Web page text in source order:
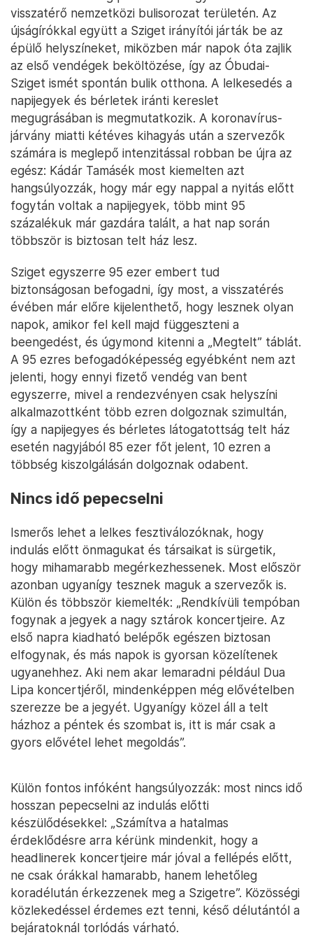
visszatérő nemzetközi bulisorozat területén. Az
újságírókkal együtt a Sziget irányítói járták be az
épülő helyszíneket, miközben már napok óta zajlik
az első vendégek beköltözése, így az Óbudai-
Sziget ismét spontán bulik otthona. A lelkesedés a
napijegyek és bérletek iránti kereslet
megugrásában is megmutatkozik. A koronavírus-
járvány miatti kétéves kihagyás után a szervezők
számára is meglepő intenzitással robban be újra az
egész: Kádár Tamásék most kiemelten azt
hangsúlyozzák, hogy már egy nappal a nyitás előtt
fogytán voltak a napijegyek, több mint 95
százalékuk már gazdára talált, a hat nap során
többször is biztosan telt ház lesz.
Sziget egyszerre 95 ezer embert tud
biztonságosan befogadni, így most, a visszatérés
évében már előre kijelenthető, hogy lesznek olyan
napok, amikor fel kell majd függeszteni a
beengedést, és úgymond kitenni a „Megtelt” táblát.
A 95 ezres befogadóképesség egyébként nem azt
jelenti, hogy ennyi fizető vendég van bent
egyszerre, mivel a rendezvényen csak helyszíni
alkalmazottként több ezren dolgoznak szimultán,
így a napijegyes és bérletes látogatottság telt ház
esetén nagyjából 85 ezer főt jelent, 10 ezren a
többség kiszolgálásán dolgoznak odabent.
Nincs idő pepecselni
Ismerős lehet a lelkes fesztiválozóknak, hogy
indulás előtt önmagukat és társaikat is sürgetik,
hogy mihamarabb megérkezhessenek. Most először
azonban ugyanígy tesznek maguk a szervezők is.
Külön és többször kiemelték: „Rendkívüli tempóban
fogynak a jegyek a nagy sztárok koncertjeire. Az
első napra kiadható belépők egészen biztosan
elfogynak, és más napok is gyorsan közelítenek
ugyanehhez. Aki nem akar lemaradni például Dua
Lipa koncertjéről, mindenképpen még elővételben
szerezze be a jegyét. Ugyanígy közel áll a telt
házhoz a péntek és szombat is, itt is már csak a
gyors elővétel lehet megoldás”.
Külön fontos infóként hangsúlyozzák: most nincs idő
hosszan pepecselni az indulás előtti
készülődésekkel: „Számítva a hatalmas
érdeklődésre arra kérünk mindenkit, hogy a
headlinerek koncertjeire már jóval a fellépés előtt,
ne csak órákkal hamarabb, hanem lehetőleg
koradélután érkezzenek meg a Szigetre”. Közösségi
közlekedéssel érdemes ezt tenni, késő délutántól a
bejáratoknál torlódás várható.